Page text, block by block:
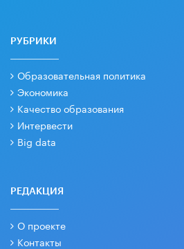
РУБРИКИ
Образовательная политика
Экономика
Качество образования
Интервести
Big data
РЕДАКЦИЯ
О проекте
Контакты